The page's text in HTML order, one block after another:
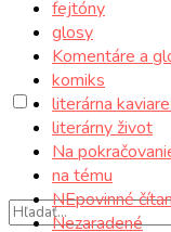
fejtóny
glosy
Komentáre a
komiks
literárna
literárny život
Na
na tému
NEpovinné
Nezaradené